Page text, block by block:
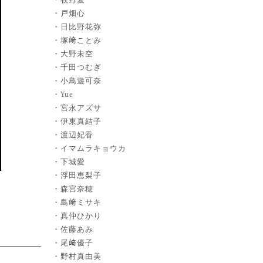
戸畑心
日比野花弥
塚﨑ことみ
大野未空
千田つむぎ
小鳥遊可奈
Yue
宮永アズサ
伊東真結子
渡辺妃香
イマムラキョウカ
下城愛
浮田恵梨子
森宮奈穂
島﨑ミサキ
真仲ひかり
佐藤あみ
尾﨑優子
野村真由美